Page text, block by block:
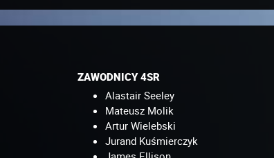
ZAWODNICY 4SR
Alastair Seeley
Mateusz Molik
Artur Wielebski
Jurand Kuśmierczyk